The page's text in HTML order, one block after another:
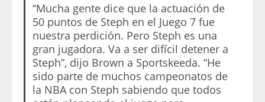
“Mucha gente dice que la actuación de
50 puntos de Steph en el Juego 7 fue
nuestra perdición. Pero Steph es una
gran jugadora. Va a ser difícil detener a
Steph”, dijo Brown a Sportskeeda. “He
sido parte de muchos campeonatos de
la NBA con Steph sabiendo que todos